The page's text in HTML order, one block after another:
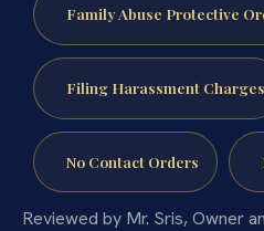
Family Abuse Protective
Filing Harassment Charges
No Contact Orders
Reviewed by Mr. Sris, Owner